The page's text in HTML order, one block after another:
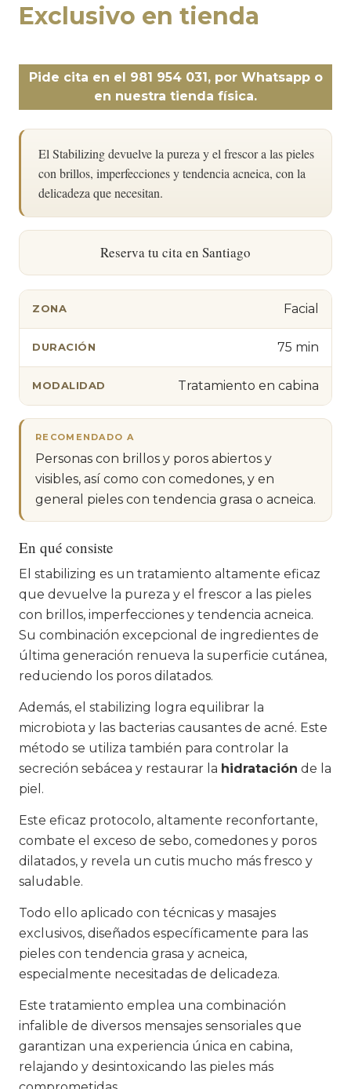
Exclusivo en tienda
Pide cita en el 981 954 031, por Whatsapp o
en nuestra tienda física.
El Stabilizing devuelve la pureza y el frescor a las pieles
con brillos, imperfecciones y tendencia acneica, con la
delicadeza que necesitan.
Reserva tu cita en Santiago
ZONA Facial
DURACIÓN 75 min
MODALIDAD Tratamiento en cabina
RECOMENDADO A
Personas con brillos y poros abiertos y
visibles, así como con comedones, y en
general pieles con tendencia grasa o acneica.
En qué consiste
El stabilizing es un tratamiento altamente eficaz
que devuelve la pureza y el frescor a las pieles
con brillos, imperfecciones y tendencia acneica.
Su combinación excepcional de ingredientes de
última generación renueva la superficie cutánea,
reduciendo los poros dilatados.
Además, el stabilizing logra equilibrar la
microbiota y las bacterias causantes de acné. Este
método se utiliza también para controlar la
secreción sebácea y restaurar la hidratación de la
piel.
Este eficaz protocolo, altamente reconfortante,
combate el exceso de sebo, comedones y poros
dilatados, y revela un cutis mucho más fresco y
saludable.
Todo ello aplicado con técnicas y masajes
exclusivos, diseñados específicamente para las
pieles con tendencia grasa y acneica,
especialmente necesitadas de delicadeza.
Este tratamiento emplea una combinación
infalible de diversos mensajes sensoriales que
garantizan una experiencia única en cabina,
relajando y desintoxicando las pieles más